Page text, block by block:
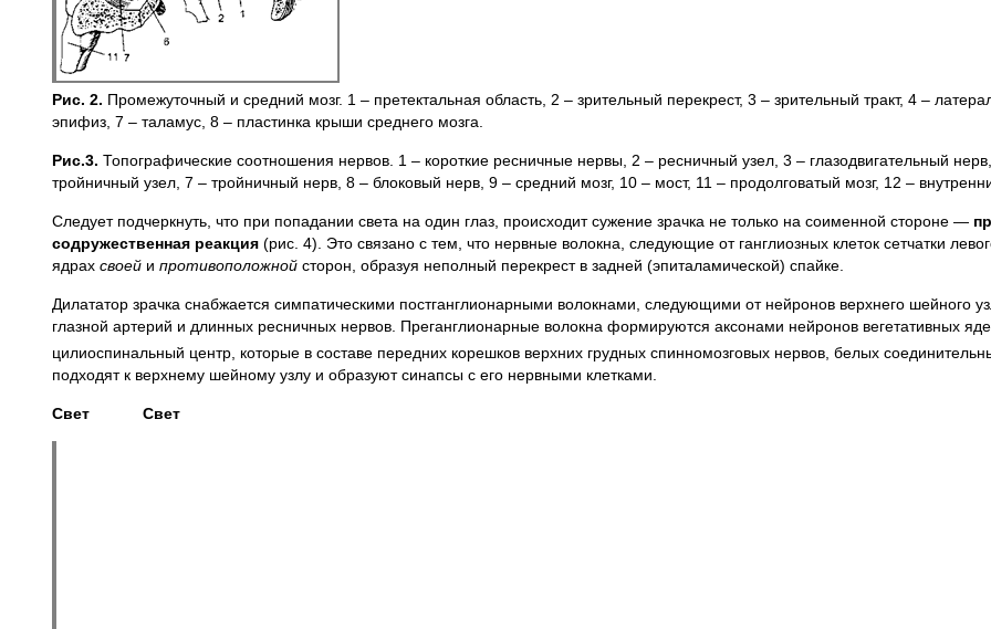
Рис. 2. Промежуточный и средний мозг. 1 – претектальная область, 2 – зрительный перекрест, 3 – зрительный тракт, 4 –
эпифиз, 7 – таламус, 8 – пластинка крыши среднего мозга.
Рис.3. Топографические соотношения нервов. 1 – короткие ресничные нервы, 2 – ресничный узел, 3 – глазодвигательный
тройничный узел, 7 – тройничный нерв, 8 – блоковый нерв, 9 – средний мозг, 10 – мост, 11 – продолговатый мозг, 12 –
Следует подчеркнуть, что при попадании света на один глаз, происходит сужение зрачка не только на соименной стороне —
содружественная реакция (рис. 4). Это связано с тем, что нервные волокна, следующие от ганглиозных клеток сетчатки
ядрах своей и противоположной сторон, образуя неполный перекрест в задней (эпиталамической) спайке.
Дилататор зрачка снабжается симпатическими постганглионарными волокнами, следующими от нейронов верхнего шейного
глазной артерий и длинных ресничных нервов. Преганглионарные волокна формируются аксонами нейронов вегетативных
цилиоспинальный центр, которые в составе передних корешков верхних грудных спинномозговых нервов, белых
подходят к верхнему шейному узлу и образуют синапсы с его нервными клетками.
Свет Свет